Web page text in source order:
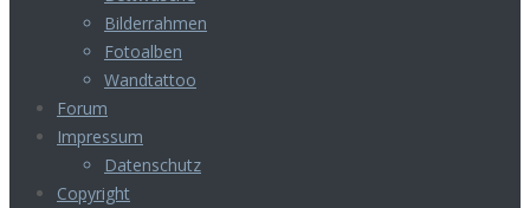
Bilderrahmen
Fotoalben
Wandtattoo
Forum
Impressum
Datenschutz
Copyright